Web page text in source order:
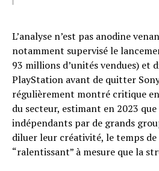
L’analyse n’est pas anodine
notamment supervisé le
93 millions d’unités vendues) et
PlayStation avant de quitter
régulièrement montré critique
du secteur, estimant en 2023
indépendants par de grands
diluer leur créativité, le temps
“ralentissant” à mesure que la